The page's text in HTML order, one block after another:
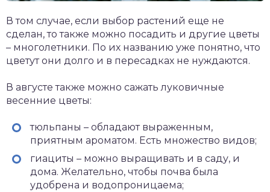
В том случае, если выбор растений еще не
сделан, то также можно посадить и другие цветы
– многолетники. По их названию уже понятно, что
цветут они долго и в пересадках не нуждаются.
В августе также можно сажать луковичные
весенние цветы:
тюльпаны – обладают выраженным,
приятным ароматом. Есть множество видов;
гиациты – можно выращивать и в саду, и
дома. Желательно, чтобы почва была
удобрена и водопроницаема;